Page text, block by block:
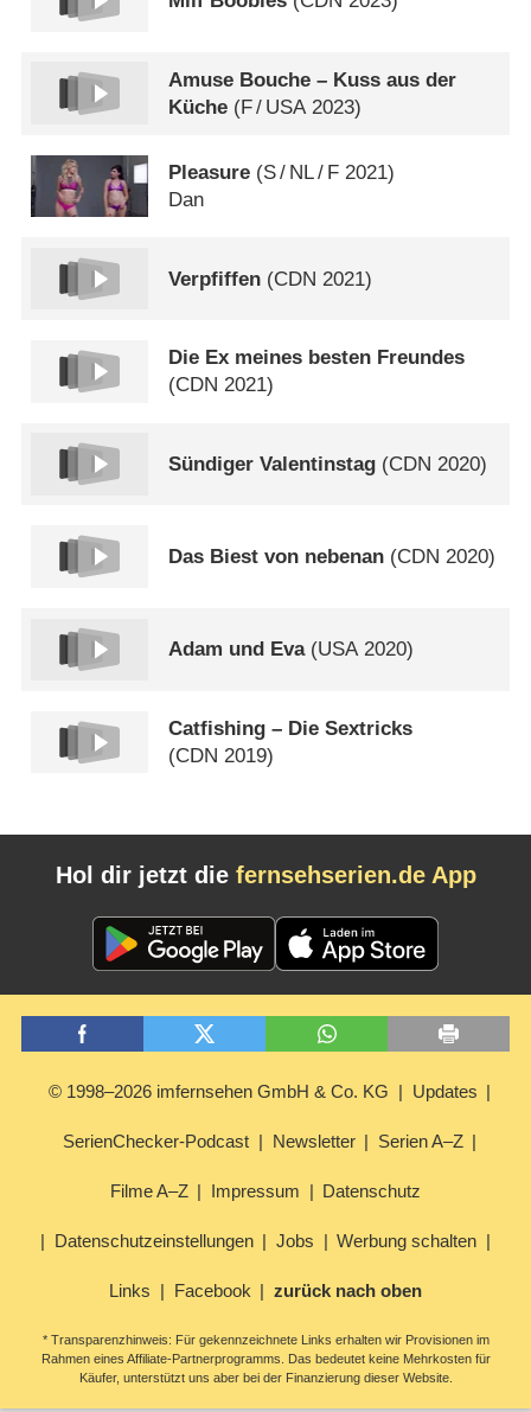
Amuse Bouche – Kuss aus der
Küche (F/ USA 2023)
Pleasure (S/ NL/ F 2021)
Dan
Verpfiffen (CDN 2021)
Die Ex meines besten Freundes
(CDN 2021)
Sündiger Valentinstag (CDN 2020)
Das Biest von nebenan (CDN 2020)
Adam und Eva(USA2020)
Catfishing – Die Sextricks
(CDN 2019)
Hol dir jetzt die fernsehserien.de App
© 1998–2026 imfernsehen GmbH & Co. KG Updates
SerienChecker-Podcast Newsletter Serien A–Z
Filme A–Z Impressum Datenschutz
Datenschutzeinstellungen Jobs Werbung schalten
Links Facebook zurück nach oben
* Transparenzhinweis: Für gekennzeichnete Links erhalten wir Provisionen im
Rahmen eines Affiliate-Partnerprogramms. Das bedeutet keine Mehrkosten für
Käufer, unterstützt uns aber bei der Finanzierung dieser Website.